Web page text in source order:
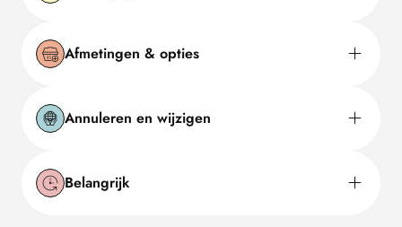
Afmetingen & opties
Annuleren en wijzigen
Belangrijk